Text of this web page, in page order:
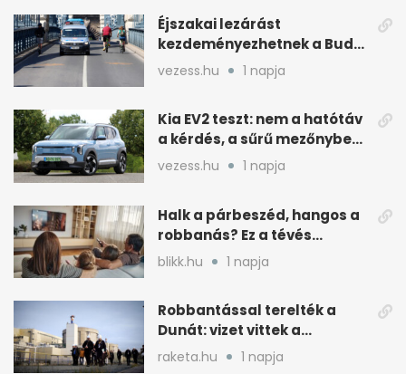
Éjszakai lezárást
kezdeményezhetnek a Budai
Váralagútnál Budapesten
vezess.hu 1 napja
Kia EV2 teszt: nem a hatótáv
a kérdés, a sűrű mezőnyben
dől el
vezess.hu 1 napja
Halk a párbeszéd, hangos a
robbanás? Ez a tévés
beállítás segít
blikk.hu 1 napja
Robbantással terelték a
Dunát: vizet vittek a
cernavodai atomerőmű felé
raketa.hu 1 napja